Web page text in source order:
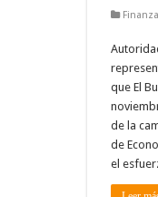
que El
de la
de
el